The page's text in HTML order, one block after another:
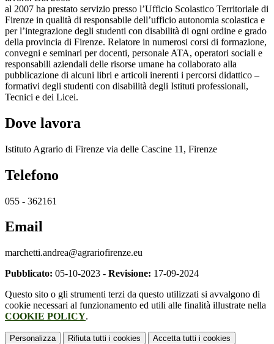
al 2007 ha prestato servizio presso l’Ufficio Scolastico Territoriale di
Firenze in qualità di responsabile dell’ufficio autonomia scolastica e
per l’integrazione degli studenti con disabilità di ogni ordine e grado
della provincia di Firenze. Relatore in numerosi corsi di formazione,
convegni e seminari per docenti, personale ATA, operatori sociali e
responsabili aziendali delle risorse umane ha collaborato alla
pubblicazione di alcuni libri e articoli inerenti i percorsi didattico –
formativi degli studenti con disabilità degli Istituti professionali,
Tecnici e dei Licei.
Dove lavora
Istituto Agrario di Firenze via delle Cascine 11, Firenze
Telefono
055 - 362161
Email
marchetti.andrea@agrariofirenze.eu
Pubblicato: 05-10-2023 - Revisione: 17-09-2024
Questo sito o gli strumenti terzi da questo utilizzati si avvalgono di
cookie necessari al funzionamento ed utili alle finalità illustrate nella
COOKIE POLICY.
Personalizza Rifiuta tutti i cookies Accetta tutti i cookies